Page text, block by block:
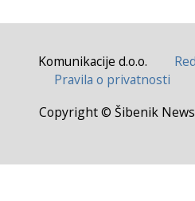
Komunikacije d.o.o.
Pravila o privatnosti
Copyright © Šibenik